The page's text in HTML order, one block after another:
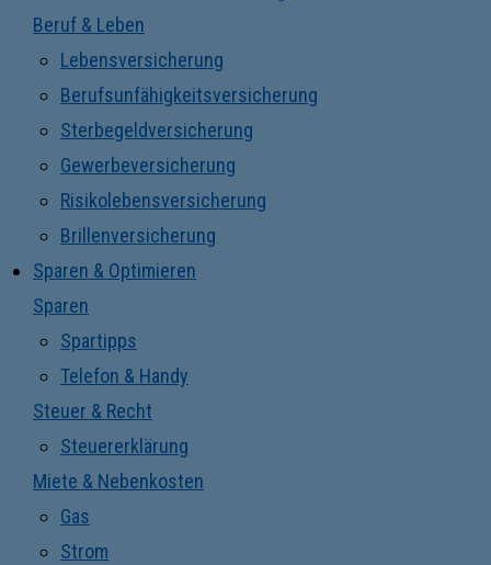
Beruf & Leben
Lebensversicherung
Berufsunfähigkeitsversicherung
Sterbegeldversicherung
Gewerbeversicherung
Risikolebensversicherung
Brillenversicherung
Sparen & Optimieren
Sparen
Spartipps
Telefon & Handy
Steuer & Recht
Steuererklärung
Miete & Nebenkosten
Gas
Strom